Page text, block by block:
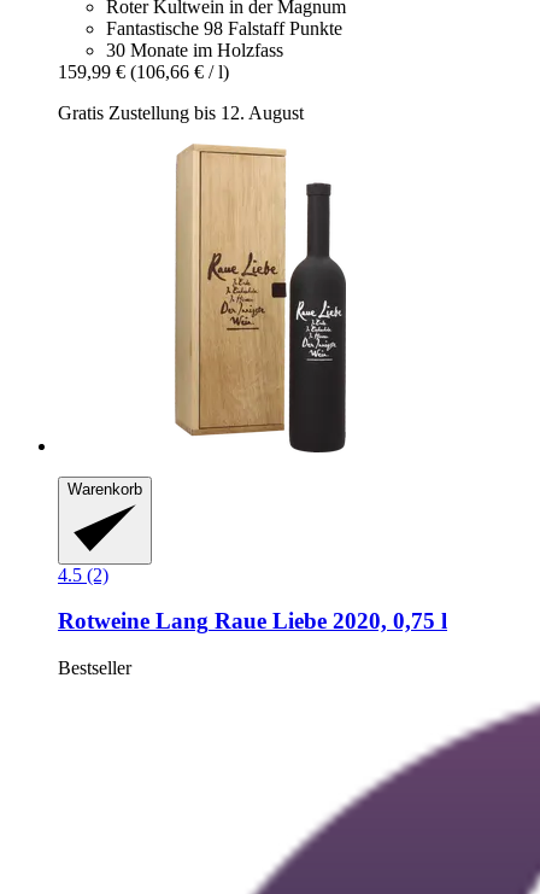
Roter Kultwein in der Magnum
Fantastische 98 Falstaff Punkte
30 Monate im Holzfass
159,99 € (106,66 € / l)
Gratis Zustellung bis 12. August
Warenkorb
4.5 (2)
Rotweine Lang Raue Liebe 2020, 0,75 l
Bestseller